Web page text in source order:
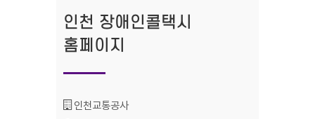
인천 장애인콜택시
홈페이지
기관명 :
인천교통공사